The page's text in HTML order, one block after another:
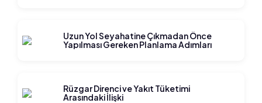
Uzun Yol Seyahatine Çıkmadan Önce
Yapılması Gereken Planlama Adımları
Rüzgar Direnci ve Yakıt Tüketimi
Arasındaki İlişki